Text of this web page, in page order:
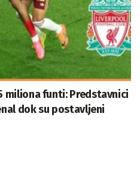
funti: Predstavnici
dok su postavljeni